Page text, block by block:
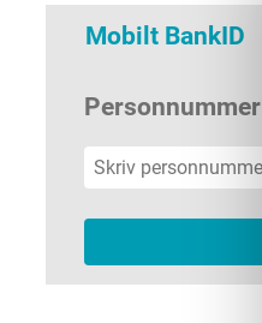
Mobilt BankID
Personnummer